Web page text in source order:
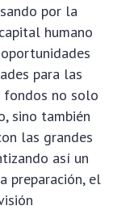
por la
humano
para las
fondos no solo
sino también
las grandes
así un
preparación, el